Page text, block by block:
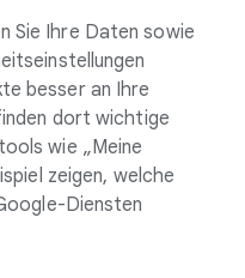
Sie Ihre Daten sowie
besser an Ihre
dort wichtige
wie „Meine
zeigen, welche
Diensten